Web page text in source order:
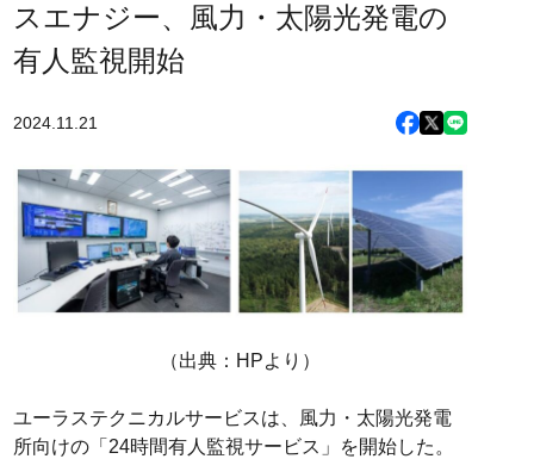
スエナジー、風力・太陽光発電の
有人監視開始
2024.11.21
（出典：HPより）
ユーラステクニカルサービスは、風力・太陽光発電
所向けの「24時間有人監視サービス」を開始した。